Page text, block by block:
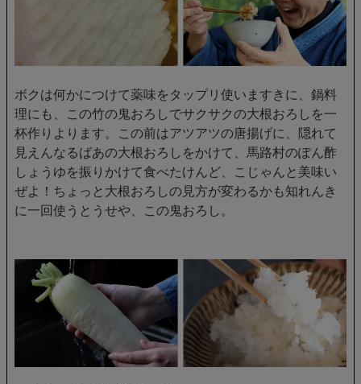
ボクは何かにつけて薬味をタップリ使いますきに、鍋料
理にも、この竹の鬼おろしでサクサクの大根おろしを一
杯作りよります。この前はアツアツの唐揚げに、隠れて
見えんなるばあの大根おろしをかけて、馬路村のぽん酢
しょうゆを振りかけて食べたけんど、こじゃんと美味い
ぜよ！ちょっと大根おろしの見方が変わるかも知れんき
に一回使うとうせや、この鬼おろし。